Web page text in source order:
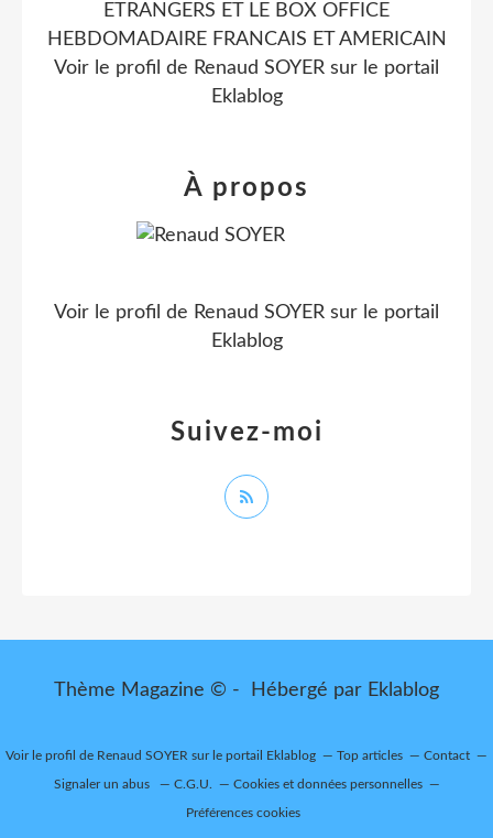
ETRANGERS ET LE BOX OFFICE
HEBDOMADAIRE FRANCAIS ET AMERICAIN
Voir le profil de Renaud SOYER sur le portail
Eklablog
Suivez-moi
À propos
Voir le profil de Renaud SOYER sur le portail
Eklablog
Thème Magazine © - Hébergé par Eklablog
Voir le profil de Renaud SOYER sur le portail Eklablog Top articles Contact
Signaler un abus C.G.U. Cookies et données personnelles
Préférences cookies